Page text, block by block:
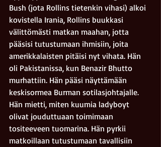
Bush (jota Rollins tietenkin vihasi) alkoi
kovistella Irania, Rollins buukkasi
välittömästi matkan maahan, jotta
pääsisi tutustumaan ihmisiin, joita
amerikkalaisten pitäisi nyt vihata. Hän
oli Pakistanissa, kun Benazir Bhutto
murhattiin. Hän pääsi näyttämään
keskisormea Burman sotilasjohtajalle.
Hän mietti, miten kuumia ladyboyt
olivat jouduttuaan toimimaan
tositeeveen tuomarina. Hän pyrkii
matkoillaan tutustumaan tavallisiin